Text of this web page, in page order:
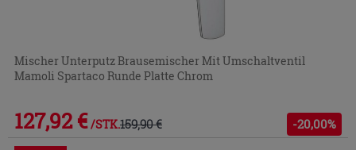
Mischer Unterputz Brausemischer Mit Umschaltventil
Mamoli Spartaco Runde Platte Chrom
127,92 € /STK.159,90 € -20,00%